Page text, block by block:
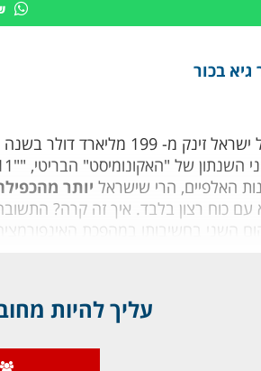
בכור
האלפיים, הרי שישראל יותר
כוח רצון בלבד. איך זה קרה?
השני בחשיבותו במהפכת
עליך להיות